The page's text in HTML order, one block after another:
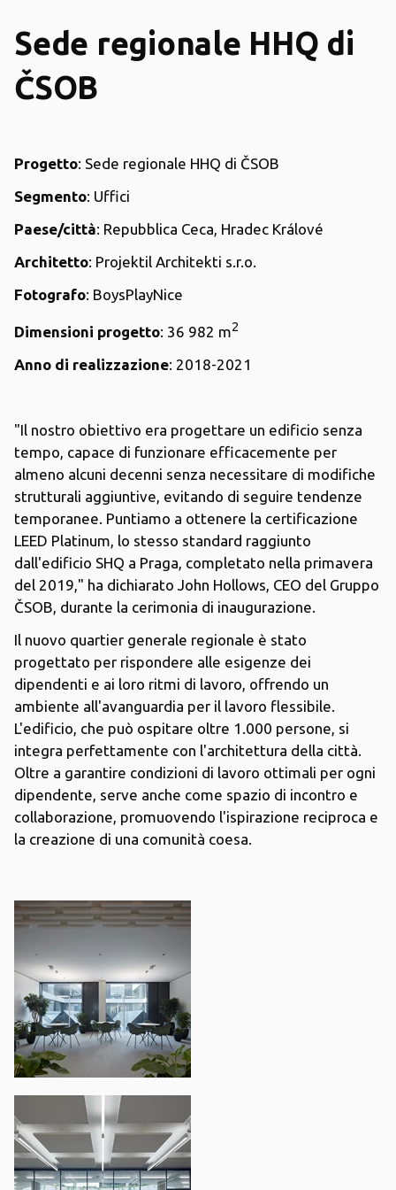
Sede regionale HHQ di
ČSOB
Progetto: Sede regionale HHQ di ČSOB
Segmento: Uffici
Paese/città: Repubblica Ceca, Hradec Králové
Architetto: Projektil Architekti s.r.o.
Fotografo: BoysPlayNice
Dimensioni progetto: 36 982 m2
Anno di realizzazione: 2018-2021
"Il nostro obiettivo era progettare un edificio senza
tempo, capace di funzionare efficacemente per
almeno alcuni decenni senza necessitare di modifiche
strutturali aggiuntive, evitando di seguire tendenze
temporanee. Puntiamo a ottenere la certificazione
LEED Platinum, lo stesso standard raggiunto
dall'edificio SHQ a Praga, completato nella primavera
del 2019," ha dichiarato John Hollows, CEO del Gruppo
ČSOB, durante la cerimonia di inaugurazione.
Il nuovo quartier generale regionale è stato
progettato per rispondere alle esigenze dei
dipendenti e ai loro ritmi di lavoro, offrendo un
ambiente all'avanguardia per il lavoro flessibile.
L'edificio, che può ospitare oltre 1.000 persone, si
integra perfettamente con l'architettura della città.
Oltre a garantire condizioni di lavoro ottimali per ogni
dipendente, serve anche come spazio di incontro e
collaborazione, promuovendo l'ispirazione reciproca e
la creazione di una comunità coesa.